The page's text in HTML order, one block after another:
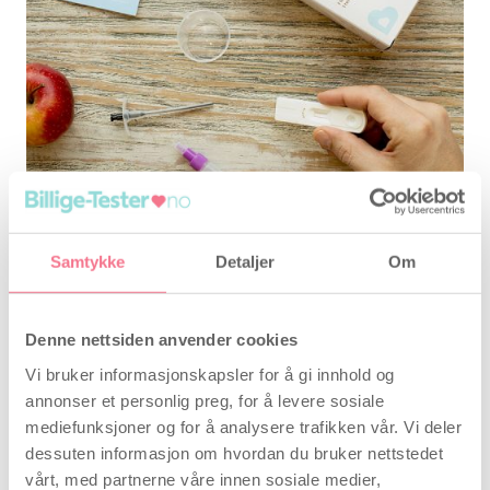
Samtykke Detaljer Om
Denne nettsiden anvender cookies
Vi bruker informasjonskapsler for å gi innhold og
annonser et personlig preg, for å levere sosiale
mediefunksjoner og for å analysere trafikken vår. Vi deler
dessuten informasjon om hvordan du bruker nettstedet
vårt, med partnerne våre innen sosiale medier,
Slik tester du hjemme
Testen fra Babyplan består av 3 deler:
Beger for å samle opp spermen
Sprøyte for å flytte sæden